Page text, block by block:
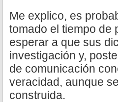
Me explico, es
tomado el tiempo de
esperar a que sus
investigación y,
de comunicación
veracidad, aunque
construida.